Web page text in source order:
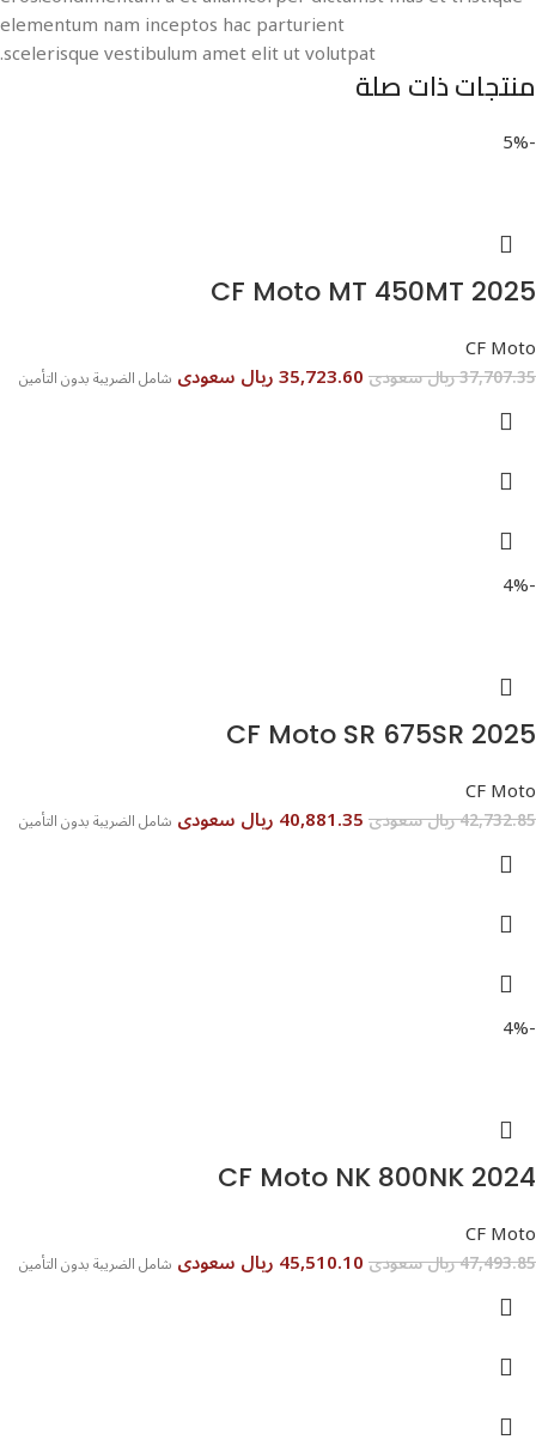
elementum nam inceptos hac parturient
scelerisque vestibulum amet elit ut volutpat.
منتجات ذات صلة
-5%
CF Moto MT 450MT 2025
CF Moto
37,707.35 ريال سعودى 35,723.60 ريال سعودى شامل الضريبة بدون التأمين
-4%
CF Moto SR 675SR 2025
CF Moto
42,732.85 ريال سعودى 40,881.35 ريال سعودى شامل الضريبة بدون التأمين
-4%
CF Moto NK 800NK 2024
CF Moto
47,493.85 ريال سعودى 45,510.10 ريال سعودى شامل الضريبة بدون التأمين